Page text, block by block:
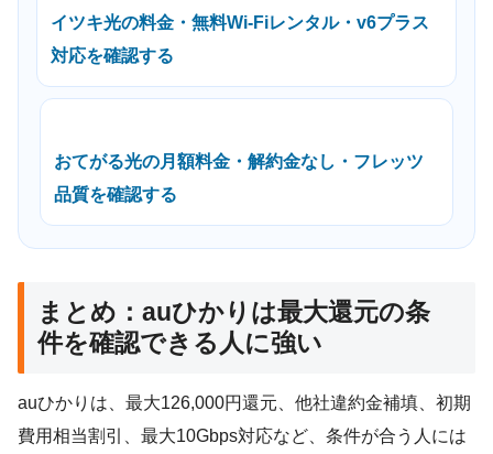
イツキ光の料金・無料Wi-Fiレンタル・v6プラス
対応を確認する
おてがる光の月額料金・解約金なし・フレッツ
品質を確認する
まとめ：auひかりは最大還元の条
件を確認できる人に強い
auひかりは、最大126,000円還元、他社違約金補填、初期
費用相当割引、最大10Gbps対応など、条件が合う人には